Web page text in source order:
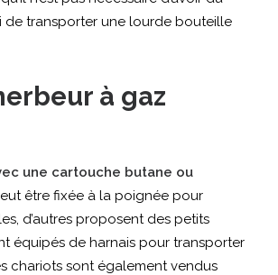
de transporter une lourde bouteille
à gaz
une cartouche butane ou
être fixée à la poignée pour
d’autres proposent des petits
équipés de harnais pour transporter
chariots sont également vendus